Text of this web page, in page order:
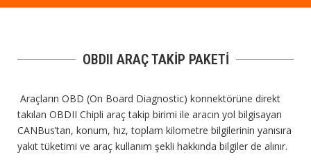
OBDII ARAÇ TAKİP PAKETİ
Araçların OBD (On Board Diagnostic) konnektörüne direkt
takılan OBDII Chipli araç takip birimi ile aracın yol bilgisayarı
CANBus’tan, konum, hız, toplam kilometre bilgilerinin yanısıra
yakıt tüketimi ve araç kullanım şekli hakkında bilgiler de alınır.